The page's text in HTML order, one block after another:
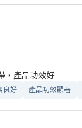
，產品功效好
良好 產品功效顯著